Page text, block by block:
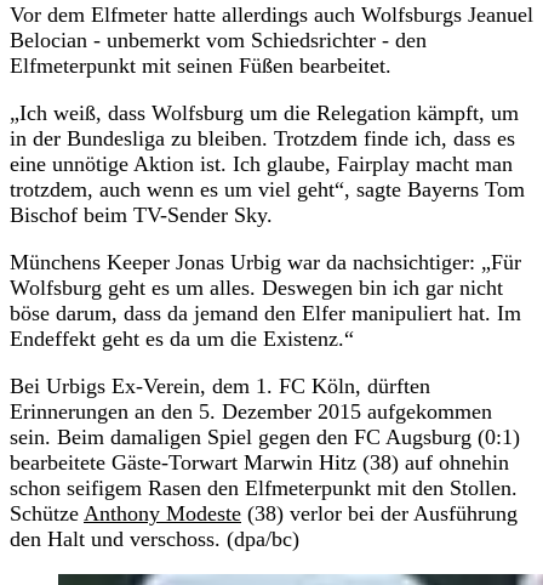
Vor dem Elfmeter hatte allerdings auch Wolfsburgs Jeanuel
Belocian - unbemerkt vom Schiedsrichter - den
Elfmeterpunkt mit seinen Füßen bearbeitet.
„Ich weiß, dass Wolfsburg um die Relegation kämpft, um
in der Bundesliga zu bleiben. Trotzdem finde ich, dass es
eine unnötige Aktion ist. Ich glaube, Fairplay macht man
trotzdem, auch wenn es um viel geht“, sagte Bayerns Tom
Bischof beim TV-Sender Sky.
Münchens Keeper Jonas Urbig war da nachsichtiger: „Für
Wolfsburg geht es um alles. Deswegen bin ich gar nicht
böse darum, dass da jemand den Elfer manipuliert hat. Im
Endeffekt geht es da um die Existenz.“
Bei Urbigs Ex-Verein, dem 1. FC Köln, dürften
Erinnerungen an den 5. Dezember 2015 aufgekommen
sein. Beim damaligen Spiel gegen den FC Augsburg (0:1)
bearbeitete Gäste-Torwart Marwin Hitz (38) auf ohnehin
schon seifigem Rasen den Elfmeterpunkt mit den Stollen.
Schütze Anthony Modeste (38) verlor bei der Ausführung
den Halt und verschoss. (dpa/bc)